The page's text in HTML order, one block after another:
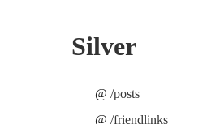
Silver
/posts
/friendlinks